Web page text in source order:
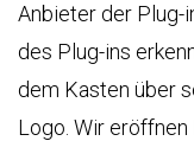
Anbieter der Plug-
des Plug-ins
dem Kasten über
Logo. Wir